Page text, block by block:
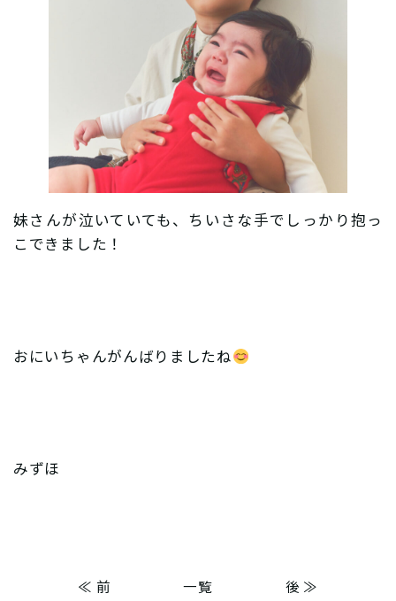
妹さんが泣いていても、ちいさな手でしっかり抱っ
こできました！
おにいちゃんがんばりましたね
みずほ
≪ 前 一覧 後 ≫